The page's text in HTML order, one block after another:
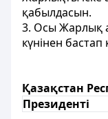
қабылдасын.
3. Осы Жарлық
күнінен бастап
Қазақстан
Президентi